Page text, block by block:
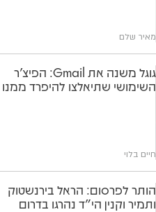
מאיר שלם
גוגל משנה את Gmail: הפיצ'ר
השימושי שתיאלצו להיפרד ממנו
חיים בלוי
הותר לפרסום: הראל בירנשטוק
ותמיר וקנין הי"ד נהרגו בדרום